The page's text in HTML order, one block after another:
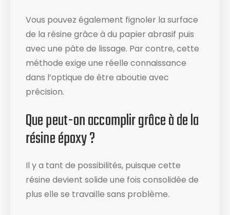
Vous pouvez également fignoler la surface
de la résine grâce à du papier abrasif puis
avec une pâte de lissage. Par contre, cette
méthode exige une réelle connaissance
dans l’optique de être aboutie avec
précision.
Que peut-on accomplir grâce à de la
résine époxy ?
Il y a tant de possibilités, puisque cette
résine devient solide une fois consolidée de
plus elle se travaille sans problème.